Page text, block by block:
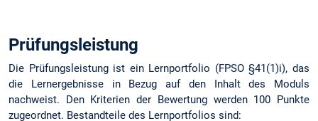
Prüfungsleistung
Die Prüfungsleistung ist ein Lernportfolio (FPSO §41(1)i), das
die Lernergebnisse in Bezug auf den Inhalt des Moduls
nachweist. Den Kriterien der Bewertung werden 100 Punkte
zugeordnet. Bestandteile des Lernportfolios sind: